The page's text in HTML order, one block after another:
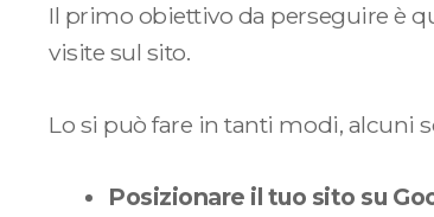
Il primo obiettivo da perseguire è
visite sul sito.
Lo si può fare in tanti modi, alcuni
Posizionare il tuo sito su